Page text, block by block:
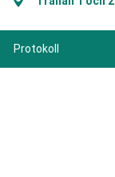
Protokoll